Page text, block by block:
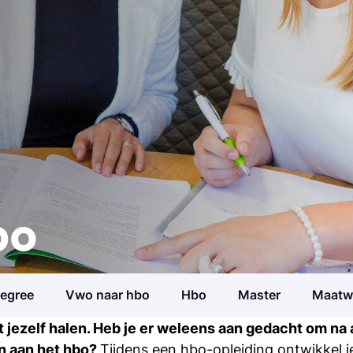
Vwo naar hbo Hbo Master
Studiegids
Ontvang meer informatie
opleidingen
Meelopen/Proefstuderen
Ontdek hoe het is om
halen. Heb je er weleens aan gedacht om
aan het hbo?Tijdens een hbo-opleiding ontwikkel